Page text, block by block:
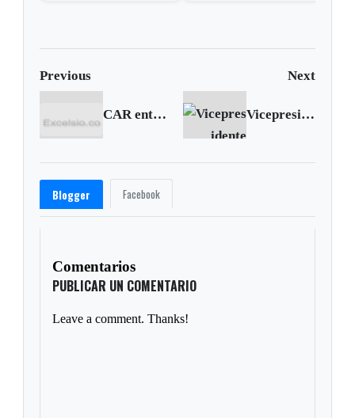
Previous Next
CAR entregó soluciones de almacenamiento a comunidades de Saboyá y Caldas Vicepresidente Vargas dice que la doble calzada Bogotá-Tunja pasará por el Puente de Boyacá
Blogger Facebook
Comentarios
PUBLICAR UN COMENTARIO
Leave a comment. Thanks!